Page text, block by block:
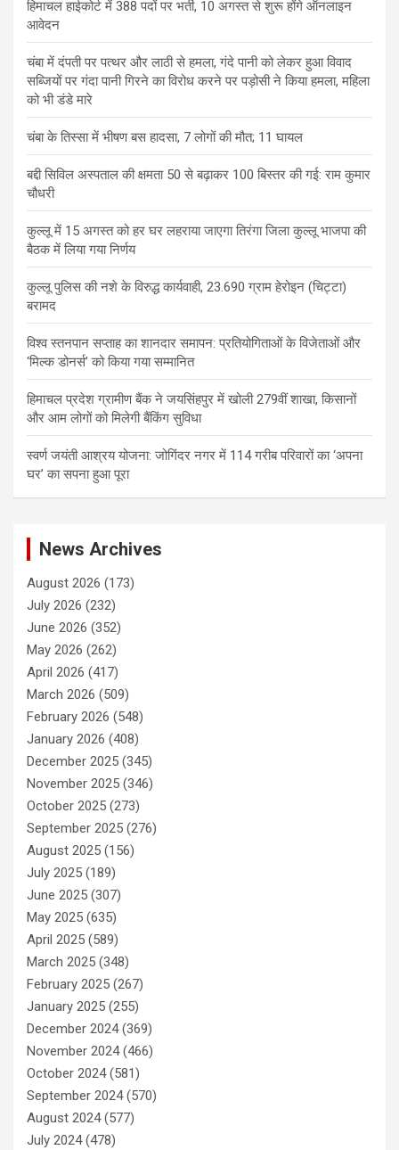
हिमाचल हाईकोर्ट में 388 पदों पर भर्ती, 10 अगस्त से शुरू होंगे ऑनलाइन
आवेदन
चंबा में दंपती पर पत्थर और लाठी से हमला, गंदे पानी को लेकर हुआ विवाद
सब्जियों पर गंदा पानी गिरने का विरोध करने पर पड़ोसी ने किया हमला, महिला
को भी डंडे मारे
चंबा के तिस्सा में भीषण बस हादसा, 7 लोगों की मौत; 11 घायल
बद्दी सिविल अस्पताल की क्षमता 50 से बढ़ाकर 100 बिस्तर की गई: राम कुमार
चौधरी
कुल्लू में 15 अगस्त को हर घर लहराया जाएगा तिरंगा जिला कुल्लू भाजपा की
बैठक में लिया गया निर्णय
कुल्लू पुलिस की नशे के विरुद्ध कार्यवाही, 23.690 ग्राम हेरोइन (चिट्टा)
बरामद
विश्व स्तनपान सप्ताह का शानदार समापन: प्रतियोगिताओं के विजेताओं और
‘मिल्क डोनर्स’ को किया गया सम्मानित
हिमाचल प्रदेश ग्रामीण बैंक ने जयसिंहपुर में खोली 279वीं शाखा, किसानों
और आम लोगों को मिलेगी बैंकिंग सुविधा
स्वर्ण जयंती आश्रय योजना: जोगिंदर नगर में 114 गरीब परिवारों का ‘अपना
घर’ का सपना हुआ पूरा
News Archives
August 2026 (173)
July 2026 (232)
June 2026 (352)
May 2026 (262)
April 2026 (417)
March 2026 (509)
February 2026 (548)
January 2026 (408)
December 2025 (345)
November 2025 (346)
October 2025 (273)
September 2025 (276)
August 2025 (156)
July 2025 (189)
June 2025 (307)
May 2025 (635)
April 2025 (589)
March 2025 (348)
February 2025 (267)
January 2025 (255)
December 2024(369)
November 2024(466)
October 2024(581)
September 2024(570)
August 2024(577)
July 2024(478)